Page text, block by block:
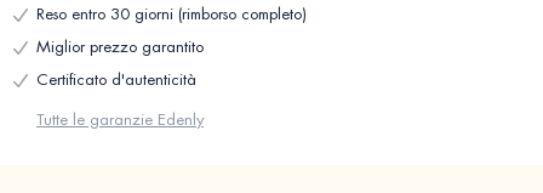
Reso entro 30 giorni (rimborso completo)
Miglior prezzo garantito
Certificato d'autenticità
Tutte le garanzie Edenly